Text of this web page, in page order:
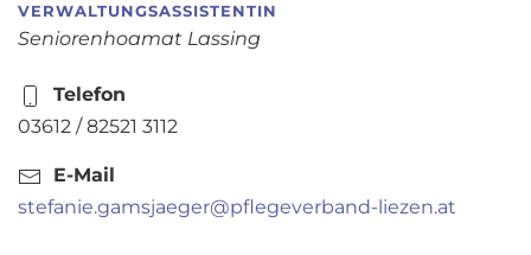
VERWALTUNGSASSISTENTIN
Seniorenhoamat Lassing
Telefon
03612 / 82521 3112
E-Mail
stefanie.gamsjaeger@pflegeverband-liezen.at